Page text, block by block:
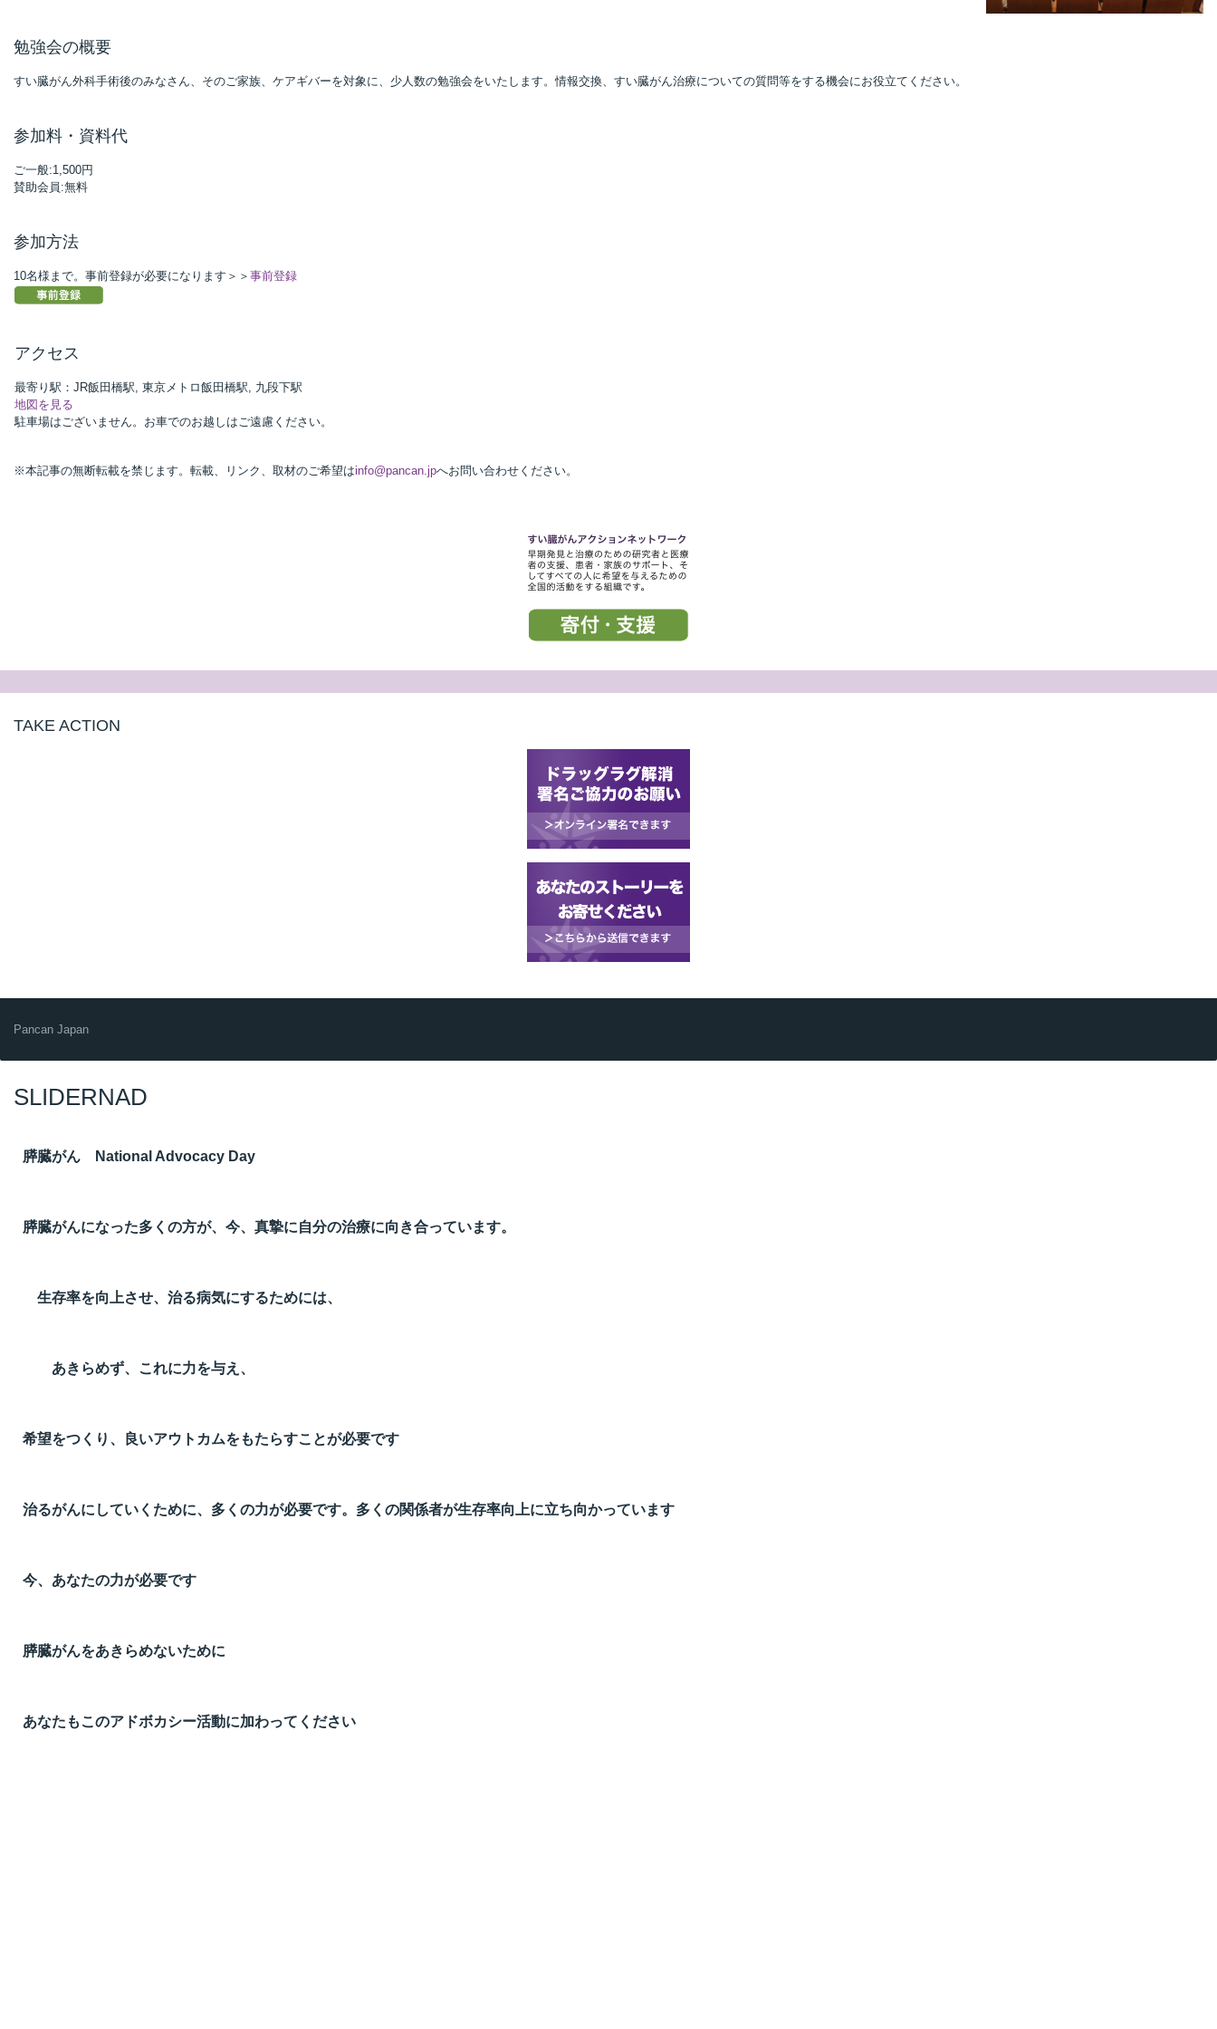
勉強会の概要
すい臓がん外科手術後のみなさん、そのご家族、ケアギバーを対象に、少人数の勉強会をいたします。情報交換、すい臓がん治療についての質問等をする機会にお役立てください。
参加料・資料代
ご一般:1,500円
賛助会員:無料
参加方法
10名様まで。事前登録が必要になります＞＞ 事前登録
アクセス
最寄り駅：JR飯田橋駅, 東京メトロ飯田橋駅, 九段下駅
地図を見る
駐車場はございません。お車でのお越しはご遠慮ください。
※本記事の無断転載を禁じます。転載、リンク、取材のご希望はinfo@pancan.jpへお問い合わせください。
TAKE ACTION
Pancan Japan
SLIDERNAD
膵臓がん National Advocacy Day
膵臓がんになった多くの方が、今、真摯に自分の治療に向き合っています。
生存率を向上させ、治る病気にするためには、
あきらめず、これに力を与え、
希望をつくり、良いアウトカムをもたらすことが必要です
治るがんにしていくために、多くの力が必要です。多くの関係者が生存率向上に立ち向かっています
今、あなたの力が必要です
膵臓がんをあきらめないために
あなたもこのアドボカシー活動に加わってください